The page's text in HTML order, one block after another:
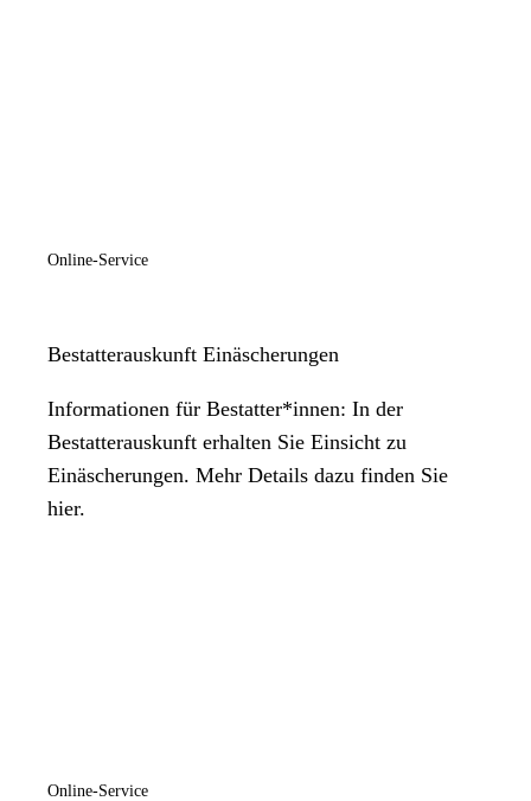
Online-Service
Bestatterauskunft Einäscherungen
Informationen für Bestatter*innen: In der
Bestatterauskunft erhalten Sie Einsicht zu
Einäscherungen. Mehr Details dazu finden Sie
hier.
Online-Service